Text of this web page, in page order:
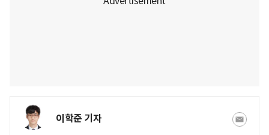
이학준 기자